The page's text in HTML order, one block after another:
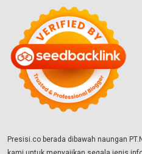
Presisi.co berada dibawah naungan